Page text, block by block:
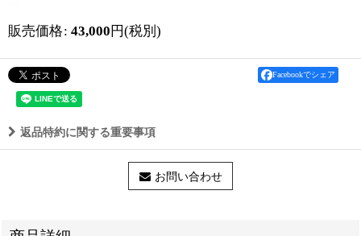
販売価格: 43,000 円(税別)
Facebookでシェア
返品特約に関する重要事項
お問い合わせ